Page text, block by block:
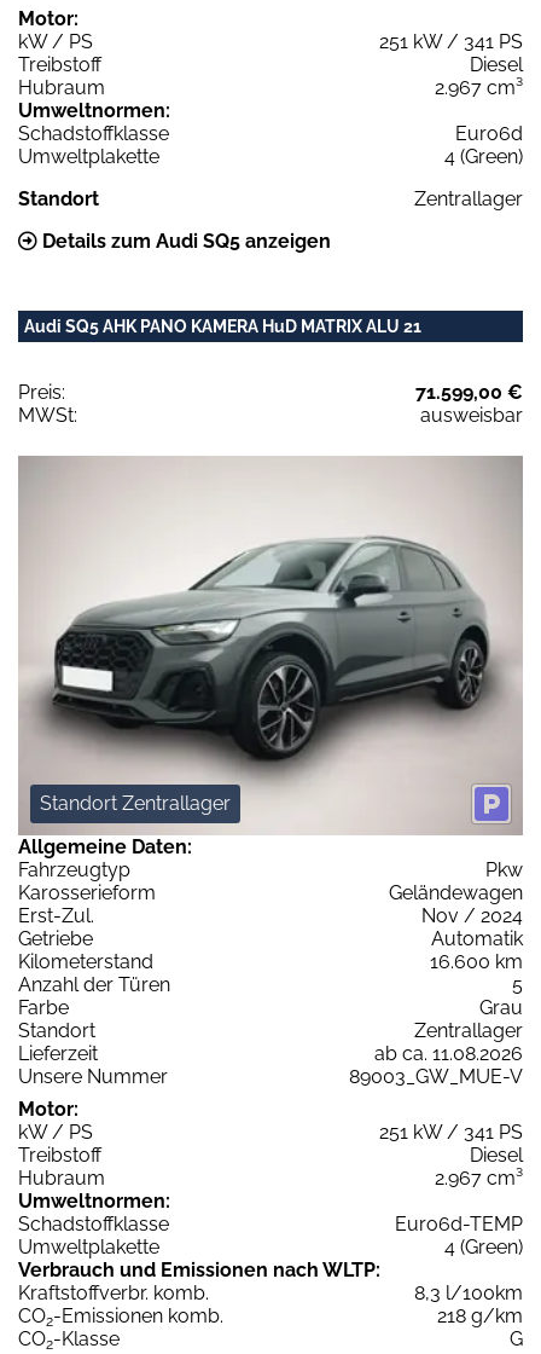
Motor:
kW / PS
251 kW / 341 PS
Treibstoff
Diesel
Hubraum
2.967 cm³
Umweltnormen:
Schadstoffklasse
Euro6d
Umweltplakette
4 (Green)
Standort
Zentrallager
Details zum Audi SQ5 anzeigen
Audi SQ5 AHK PANO KAMERA HuD MATRIX ALU 21
Preis:
71.599,00 €
MWSt:
ausweisbar
Standort Zentrallager
Allgemeine Daten:
Fahrzeugtyp
Pkw
Karosserieform
Geländewagen
Erst-Zul.
Nov / 2024
Getriebe
Automatik
Kilometerstand
16.600 km
Anzahl der Türen
5
Farbe
Grau
Standort
Zentrallager
Lieferzeit
ab ca. 11.08.2026
Unsere Nummer
89003_GW_MUE-V
Motor:
kW / PS
251 kW / 341 PS
Treibstoff
Diesel
Hubraum
2.967 cm³
Umweltnormen:
Schadstoffklasse
Euro6d-TEMP
Umweltplakette
4 (Green)
Verbrauch und Emissionen nach WLTP:
Kraftstoffverbr. komb.
8,3 l/100km
CO2-Emissionen komb.
218 g/km
CO2-Klasse
G